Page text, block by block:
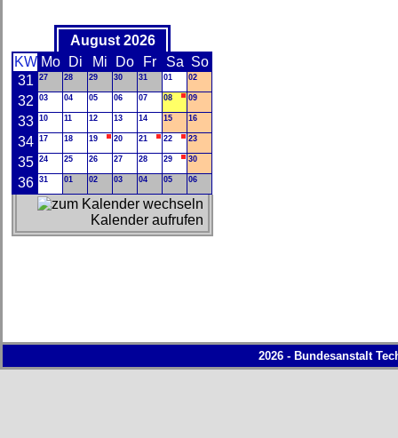
August 2026
KW Mo Di Mi Do Fr Sa So
31
27 28 29 30 31 01 02
32 03 04 05 06 07 08 09
33 10 11 12 13 14 15 16
34 17 18 19 20 21 22 23
35 24 25 26 27 28 29 30
36 31 01 02 03 04 05 06
Kalender aufrufen
2026 - Bundesanstalt